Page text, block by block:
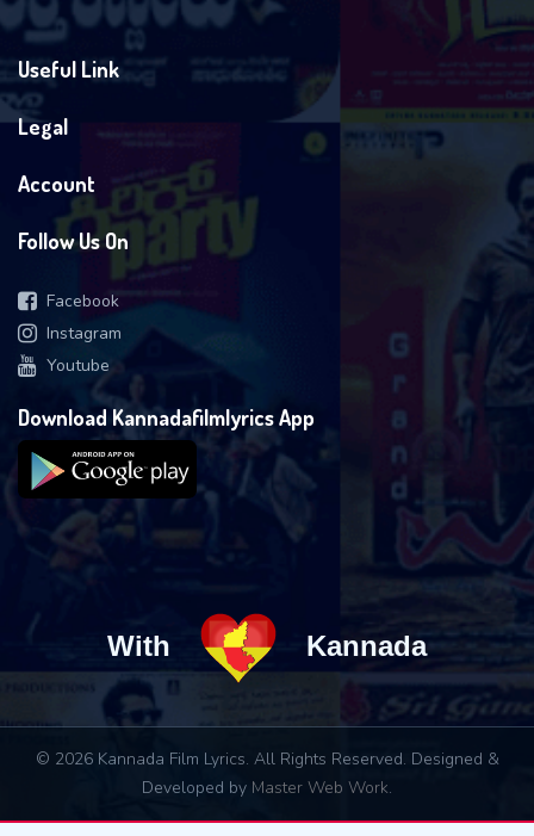
Useful Link
Legal
Account
Follow Us On
Facebook
Instagram
Youtube
Download Kannadafilmlyrics App
With Kannada
© 2026 Kannada Film Lyrics. All Rights Reserved. Designed &
Developed by Master Web Work.